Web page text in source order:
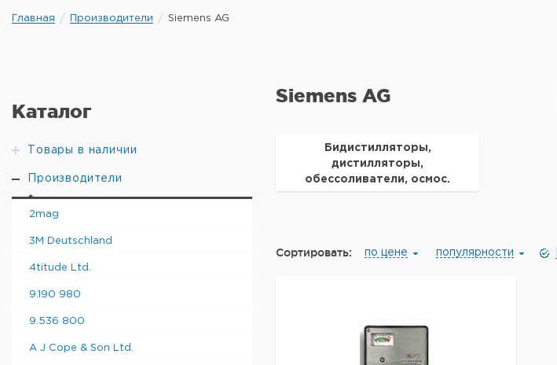
Главная Производители Siemens AG
Каталог
Товары в наличии
Производители
2mag
3M Deutschland
4titude Ltd.
9.190 980
9.536 800
A J Cope & Son Ltd.
Siemens AG
Бидистилляторы,
дистилляторы,
обессоливатели, осмос.
Сортировать: по цене популярности